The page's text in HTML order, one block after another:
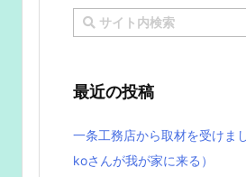
最近の投稿
一条工務店から取材を受けま
koさんが我が家に来る）